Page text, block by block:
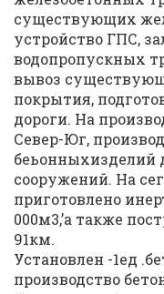
существующих
устройство ГПС,
водопропускных
вывоз
покрытия,
дороги. На
Север-Юг,
беьонныхизделий
сооружений. На
приготовлено
000м3,’а также
91км.
Установлен -1ед
производство